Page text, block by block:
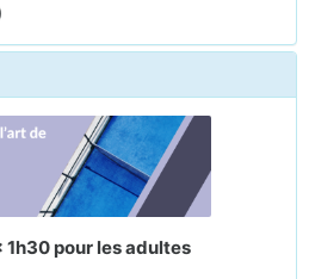
1h30 pour les adultes